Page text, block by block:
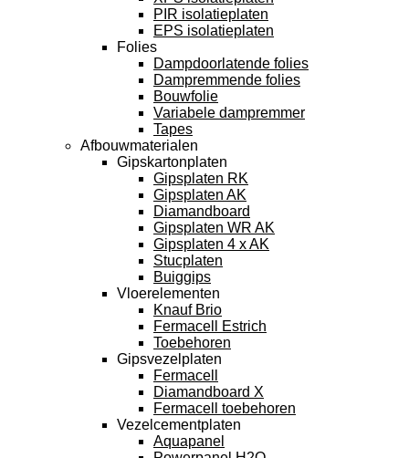
PIR isolatieplaten
EPS isolatieplaten
Folies
Dampdoorlatende folies
Dampremmende folies
Bouwfolie
Variabele dampremmer
Tapes
Afbouwmaterialen
Gipskartonplaten
Gipsplaten RK
Gipsplaten AK
Diamandboard
Gipsplaten WR AK
Gipsplaten 4 x AK
Stucplaten
Buiggips
Vloerelementen
Knauf Brio
Fermacell Estrich
Toebehoren
Gipsvezelplaten
Fermacell
Diamandboard X
Fermacell toebehoren
Vezelcementplaten
Aquapanel